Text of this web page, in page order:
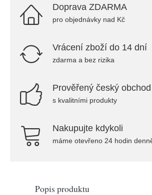
Doprava ZDARMA
pro objednávky nad Kč
Vrácení zboží do 14 dní
zdarma a bez rizika
Prověřený český obchod
s kvalitními produkty
Nakupujte kdykoli
máme otevřeno 24 hodin
Popis produktu